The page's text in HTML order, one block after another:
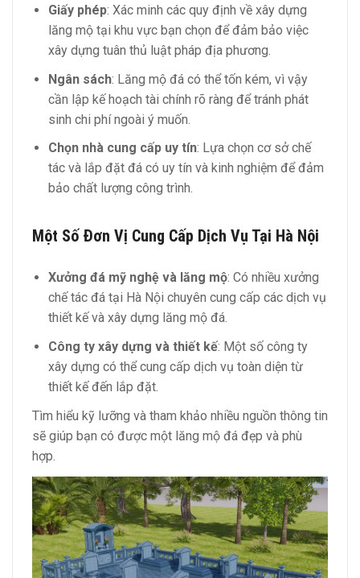
Giấy phép: Xác minh các quy định về xây dựng
lăng mộ tại khu vực bạn chọn để đảm bảo việc
xây dựng tuân thủ luật pháp địa phương.
Ngân sách: Lăng mộ đá có thể tốn kém, vì vậy
cần lập kế hoạch tài chính rõ ràng để tránh phát
sinh chi phí ngoài ý muốn.
Chọn nhà cung cấp uy tín: Lựa chọn cơ sở chế
tác và lắp đặt đá có uy tín và kinh nghiệm để đảm
bảo chất lượng công trình.
Một Số Đơn Vị Cung Cấp Dịch Vụ Tại Hà Nội
Xưởng đá mỹ nghệ và lăng mộ: Có nhiều xưởng
chế tác đá tại Hà Nội chuyên cung cấp các dịch vụ
thiết kế và xây dựng lăng mộ đá.
Công ty xây dựng và thiết kế: Một số công ty
xây dựng có thể cung cấp dịch vụ toàn diện từ
thiết kế đến lắp đặt.
Tìm hiểu kỹ lưỡng và tham khảo nhiều nguồn thông tin
sẽ giúp bạn có được một lăng mộ đá đẹp và phù
hợp.